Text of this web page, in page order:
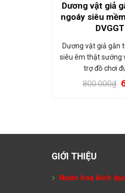
Dương vật giả
ngoáy siêu
Dương vật giả gắn
siêu êm thật sướng
trợ đồ chơi
800.000₫
GIỚI THIỆU
Nước hoa kích